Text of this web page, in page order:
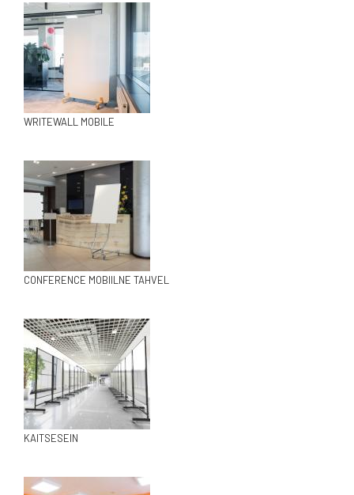
WRITEWALL MOBILE
CONFERENCE MOBIILNE TAHVEL
KAITSESEIN